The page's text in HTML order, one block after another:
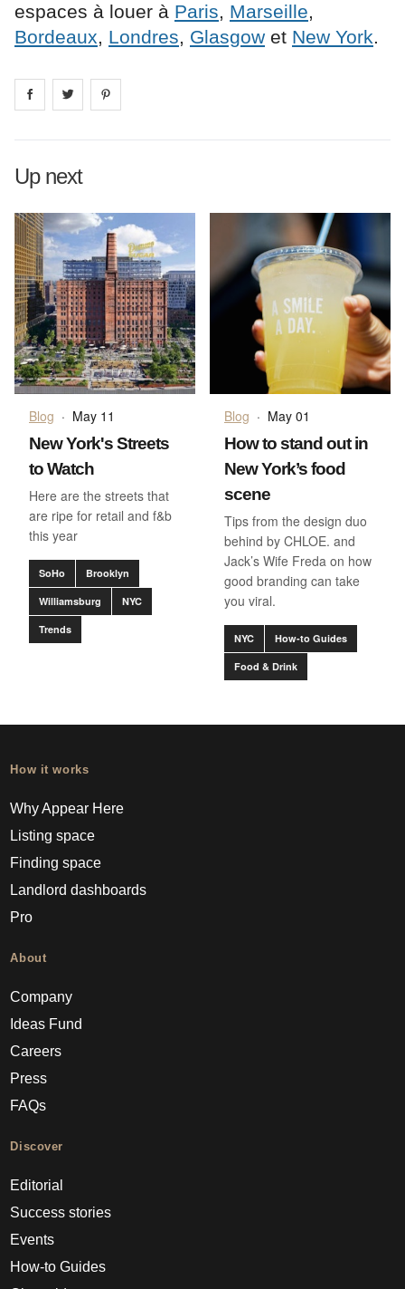
espaces à louer à Paris, Marseille,
Bordeaux, Londres, Glasgow et New York.
Share on facebook
Share on
Up next
Blog · May 11
New York's Streets
to Watch
Here are the streets that
are ripe for retail and f&b
this year
SoHo Brooklyn
Williamsburg NYC
Trends
Blog · May 01
How to stand out in
New York’s food
scene
Tips from the design duo
behind by CHLOE. and
Jack’s Wife Freda on how
good branding can take
you viral.
NYC How-to Guides
Food & Drink
How it works
Why Appear Here
Listing space
Finding space
Landlord dashboards
Pro
About
Company
Ideas Fund
Careers
Press
FAQs
Discover
Editorial
Success stories
Events
How-to Guides